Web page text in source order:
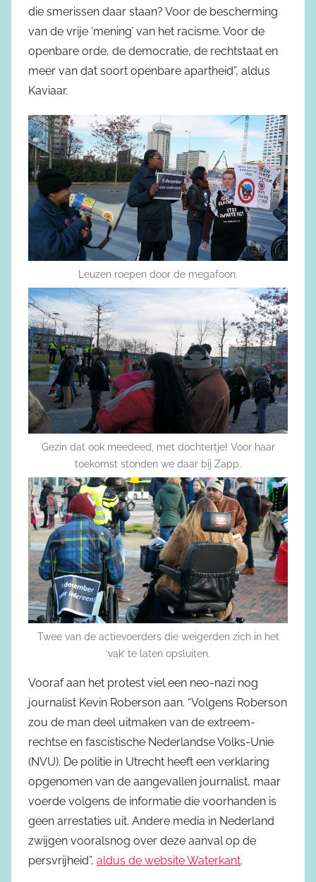
die smerissen daar staan? Voor de bescherming
van de vrije ‘mening’ van het racisme. Voor de
openbare orde, de democratie, de rechtstaat en
meer van dat soort openbare apartheid”, aldus
Kaviaar.
Leuzen roepen door de megafoon.
Gezin dat ook meedeed, met dochtertje! Voor haar
toekomst stonden we daar bij Zapp.
Twee van de actievoerders die weigerden zich in het
‘vak’ te laten opsluiten.
Vooraf aan het protest viel een neo-nazi nog
journalist Kevin Roberson aan. “Volgens Roberson
zou de man deel uitmaken van de extreem-
rechtse en fascistische Nederlandse Volks-Unie
(NVU). De politie in Utrecht heeft een verklaring
opgenomen van de aangevallen journalist, maar
voerde volgens de informatie die voorhanden is
geen arrestaties uit. Andere media in Nederland
zwijgen vooralsnog over deze aanval op de
persvrijheid”, aldus de website Waterkant.